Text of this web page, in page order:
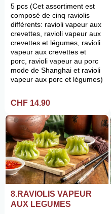
5 pcs (Cet assortiment est
composé de cinq raviolis
différents: ravioli vapeur aux
crevettes, ravioli vapeur aux
crevettes et légumes, ravioli
vapeur aux crevettes et
porc, ravioli vapeur au porc
mode de Shanghai et ravioli
vapeur aux porc et légumes)
CHF 14.90
8.RAVIOLIS VAPEUR
AUX LEGUMES